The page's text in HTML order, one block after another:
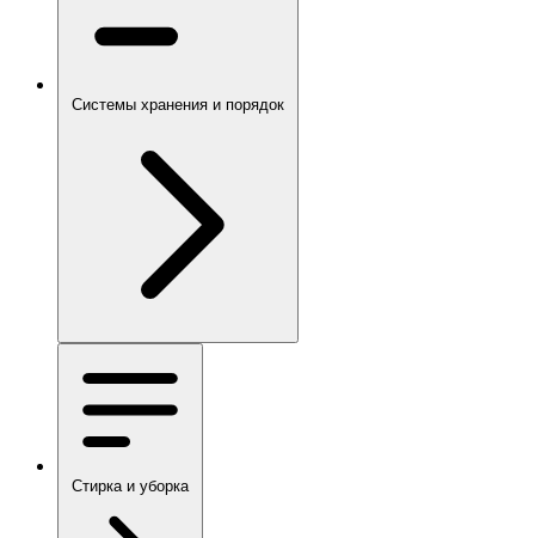
Системы хранения и порядок
Стирка и уборка